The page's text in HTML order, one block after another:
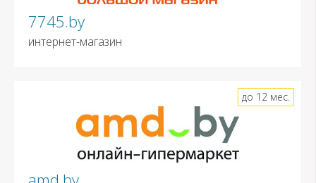
7745.by
интернет-магазин
до 12 мес.